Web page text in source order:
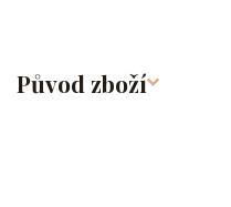
Původ zboží